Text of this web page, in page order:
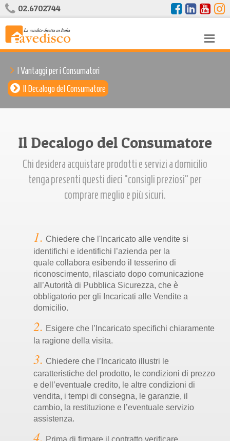
02.6702744
I Vantaggi per i Consumatori
Il Decalogo del Consumatore
Il Decalogo del Consumatore
Chi desidera acquistare prodotti e servizi a domicilio
tenga presenti questi dieci “consigli preziosi” per
comprare meglio e più sicuri.
Chiedere che l'Incaricato alle vendite si
identifichi e identifichi l’azienda per la
quale collabora esibendo il tesserino di
riconoscimento, rilasciato dopo comunicazione
all’Autorità di Pubblica Sicurezza, che è
obbligatorio per gli Incaricati alle Vendite a
domicilio.
Esigere che l’Incaricato specifichi chiaramente
la ragione della visita.
Chiedere che l’Incaricato illustri le
caratteristiche del prodotto, le condizioni di prezzo
e dell’eventuale credito, le altre condizioni di
vendita, i tempi di consegna, le garanzie, il
cambio, la restituzione e l’eventuale servizio
assistenza.
Prima di firmare il contratto verificare